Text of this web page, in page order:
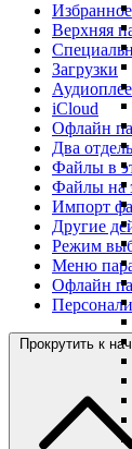
Избранное
Верхняя
Загрузки
iCloud
Офлайн
Два
Файлы в
Файлы на
Импорт
Другие
Режим
Меню
Офлайн
Прокрутить к